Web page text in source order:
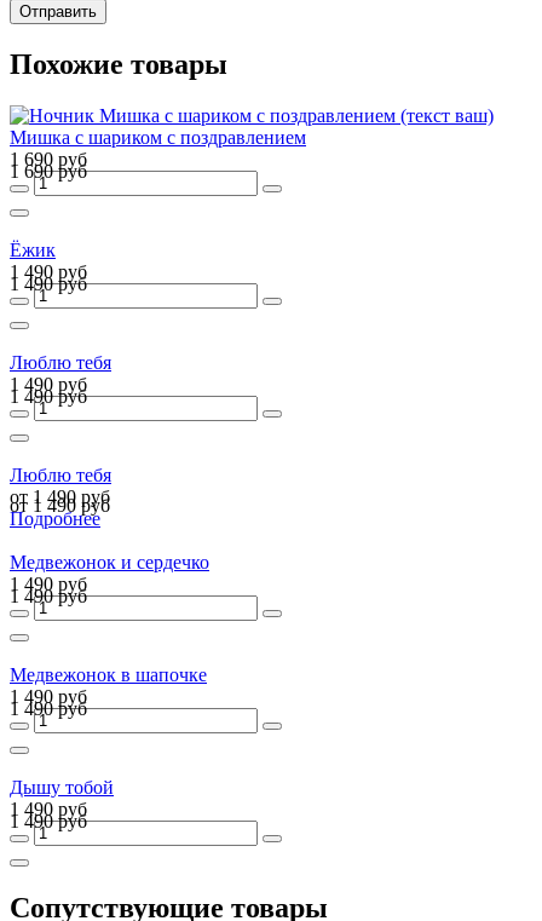
Отправить
Похожие товары
Мишка с шариком с поздравлением
1 690 руб
1 690 руб
Ёжик
1 490 руб
1 490 руб
Люблю тебя
1 490 руб
1 490 руб
Люблю тебя
от 1 490 руб
от 1 490 руб
Подробнее
Медвежонок и сердечко
1 490 руб
1 490 руб
Медвежонок в шапочке
1 490 руб
1 490 руб
Дышу тобой
1 490 руб
1 490 руб
Сопутствующие товары